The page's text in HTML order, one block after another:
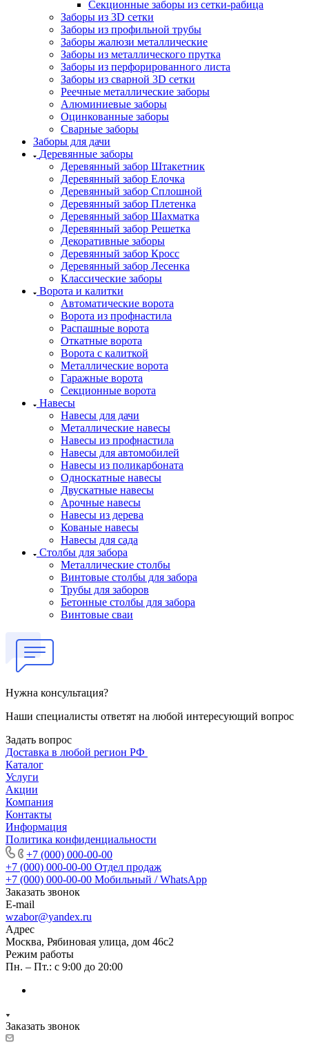
Секционные заборы из сетки-рабица
Заборы из 3D сетки
Заборы из профильной трубы
Заборы жалюзи металлические
Заборы из металлического прутка
Заборы из перфорированного листа
Заборы из сварной 3D сетки
Реечные металлические заборы
Алюминиевые заборы
Оцинкованные заборы
Сварные заборы
Заборы для дачи
Деревянные заборы
Деревянный забор Штакетник
Деревянный забор Елочка
Деревянный забор Сплошной
Деревянный забор Плетенка
Деревянный забор Шахматка
Деревянный забор Решетка
Декоративные заборы
Деревянный забор Кросс
Деревянный забор Лесенка
Классические заборы
Ворота и калитки
Автоматические ворота
Ворота из профнастила
Распашные ворота
Откатные ворота
Ворота с калиткой
Металлические ворота
Гаражные ворота
Секционные ворота
Навесы
Навесы для дачи
Металлические навесы
Навесы из профнастила
Навесы для автомобилей
Навесы из поликарбоната
Односкатные навесы
Двускатные навесы
Арочные навесы
Навесы из дерева
Кованые навесы
Навесы для сада
Столбы для забора
Металлические столбы
Винтовые столбы для забора
Трубы для заборов
Бетонные столбы для забора
Винтовые сваи
Нужна консультация?
Наши специалисты ответят на любой интересующий вопрос
Задать вопрос
Доставка в любой регион РФ
Каталог
Услуги
Акции
Компания
Контакты
Информация
Политика конфиденциальности
+7 (000) 000-00-00
+7 (000) 000-00-00 Отдел продаж
+7 (000) 000-00-00 Мобильный / WhatsApp
Заказать звонок
E-mail
wzabor@yandex.ru
Адрес
Москва, Рябиновая улица, дом 46с2
Режим работы
Пн. – Пт.: с 9:00 до 20:00
Заказать звонок